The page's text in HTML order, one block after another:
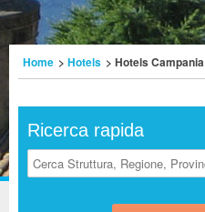
Home > Hotels > Hotels Campania
Ricerca rapida